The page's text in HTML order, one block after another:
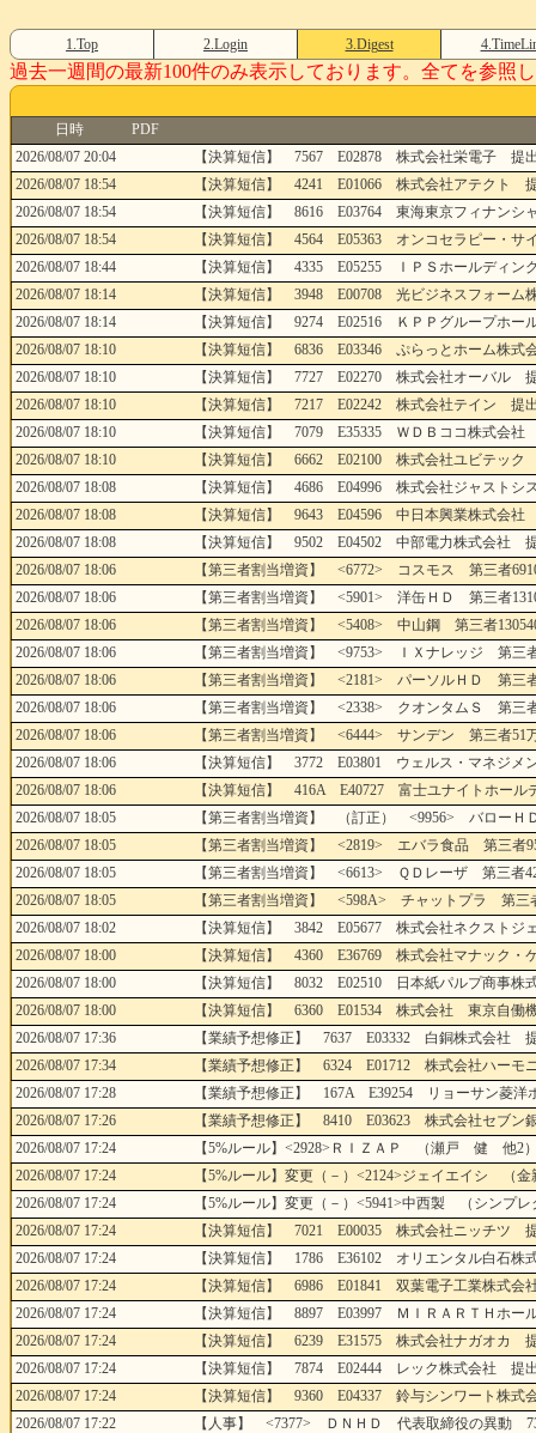
1.Top 2.Login 3.Digest
過去一週間の最新100件のみ表示しております。全てを参照
日時
PDF
2026/08/07 20:04
【決算短信】 7567 E02878 株式会社栄電子 提出
2026/08/07 18:54
【決算短信】 4241 E01066 株式会社アテクト 提
2026/08/07 18:54
【決算短信】 8616 E03764 東海東京フィナンシ
2026/08/07 18:54
【決算短信】 4564 E05363 オンコセラピー・サ
2026/08/07 18:44
【決算短信】 4335 E05255 ＩＰＳホールディン
2026/08/07 18:14
【決算短信】 3948 E00708 光ビジネスフォーム
2026/08/07 18:14
【決算短信】 9274 E02516 ＫＰＰグループホー
2026/08/07 18:10
【決算短信】 6836 E03346 ぷらっとホーム株式
2026/08/07 18:10
【決算短信】 7727 E02270 株式会社オーバル 提
2026/08/07 18:10
【決算短信】 7217 E02242 株式会社テイン 提出
2026/08/07 18:10
【決算短信】 7079 E35335 ＷＤＢココ株式会社
2026/08/07 18:10
【決算短信】 6662 E02100 株式会社ユビテック
2026/08/07 18:08
【決算短信】 4686 E04996 株式会社ジャストシ
2026/08/07 18:08
【決算短信】 9643 E04596 中日本興業株式会社
2026/08/07 18:08
【決算短信】 9502 E04502 中部電力株式会社 提
2026/08/07 18:06
【第三者割当増資】 <6772> コスモス 第三者
2026/08/07 18:06
【第三者割当増資】 <5901> 洋缶ＨＤ 第三者
2026/08/07 18:06
【第三者割当増資】 <5408> 中山鋼 第三者
2026/08/07 18:06
【第三者割当増資】 <9753> ＩＸナレッジ 第三者
2026/08/07 18:06
【第三者割当増資】 <2181> パーソルＨＤ 第三者
2026/08/07 18:06
【第三者割当増資】 <2338> クオンタムＳ 第三者
2026/08/07 18:06
【第三者割当増資】 <6444> サンデン 第三者51
2026/08/07 18:06
【決算短信】 3772 E03801 ウェルス・マネジメ
2026/08/07 18:06
【決算短信】 416A E40727 富士ユナイトホール
2026/08/07 18:05
【第三者割当増資】 （訂正） <9956> バローＨＤ
2026/08/07 18:05
【第三者割当増資】 <2819> エバラ食品 第三者
2026/08/07 18:05
【第三者割当増資】 <6613> ＱＤレーザ 第三者
2026/08/07 18:05
【第三者割当増資】 <598A> チャットプラ 第三
2026/08/07 18:02
【決算短信】 3842 E05677 株式会社ネクストジ
2026/08/07 18:00
【決算短信】 4360 E36769 株式会社マナック・
2026/08/07 18:00
【決算短信】 8032 E02510 日本紙パルプ商事株
2026/08/07 18:00
【決算短信】 6360 E01534 株式会社 東京自働機
2026/08/07 17:36
【業績予想修正】 7637 E03332 白銅株式会社 提
2026/08/07 17:34
【業績予想修正】 6324 E01712 株式会社ハーモ
2026/08/07 17:28
【業績予想修正】 167A E39254 リョーサン菱洋
2026/08/07 17:26
【業績予想修正】 8410 E03623 株式会社セブン
2026/08/07 17:24
【5%ルール】<2928>ＲＩＺＡＰ （瀬戸 健 他2
2026/08/07 17:24
【5%ルール】変更（－）<2124>ジェイエイシ （金
2026/08/07 17:24
【5%ルール】変更（－）<5941>中西製 （シンプレ
2026/08/07 17:24
【決算短信】 7021 E00035 株式会社ニッチツ 提
2026/08/07 17:24
【決算短信】 1786 E36102 オリエンタル白石株
2026/08/07 17:24
【決算短信】 6986 E01841 双葉電子工業株式会
2026/08/07 17:24
【決算短信】 8897 E03997 ＭＩＲＡＲＴＨホー
2026/08/07 17:24
【決算短信】 6239 E31575 株式会社ナガオカ 提
2026/08/07 17:24
【決算短信】 7874 E02444 レック株式会社 提出
2026/08/07 17:24
【決算短信】 9360 E04337 鈴与シンワート株式
2026/08/07 17:22
【人事】 <7377> ＤＮＨＤ 代表取締役の異動